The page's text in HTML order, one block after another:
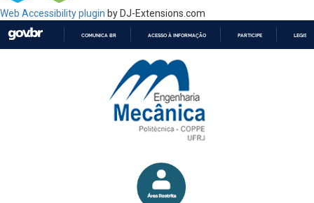
Web Accessibility plugin by DJ-Extensions.com
PARA
CONTEÚDO
COMUNICA BR ACESSO À INFORMAÇÃO PARTICIPE